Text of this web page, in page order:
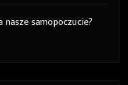
nasze samopoczucie?